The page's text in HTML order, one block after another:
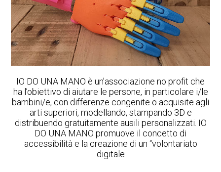
IO DO UNA MANO è un’associazione no profit che
ha l’obiettivo di aiutare le persone, in particolare i/le
bambini/e, con differenze congenite o acquisite agli
arti superiori, modellando, stampando 3D e
distribuendo gratuitamente ausili personalizzati. IO
DO UNA MANO promuove il concetto di
accessibilità e la creazione di un “volontariato
digitale